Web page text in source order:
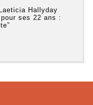
Hallyday
ses 22 ans :